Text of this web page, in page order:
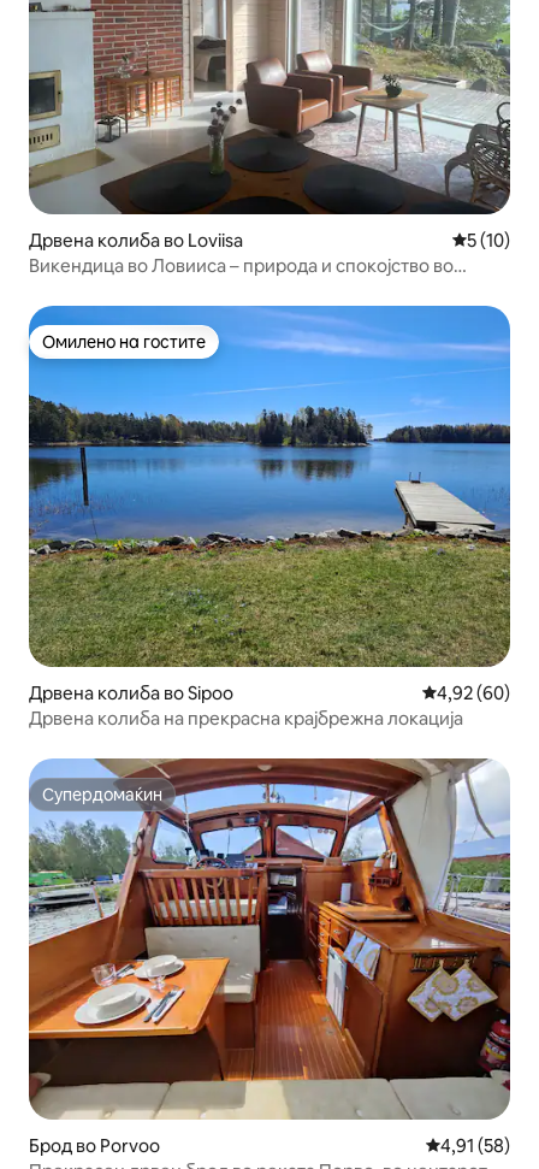
Дрвена колиба во Loviisa Просечна
5 (10)
Викендица во Ловииса – природа и спокојство во
Омилено на гостите
Омилено на гостите
Дрвена колиба во Sipoo Просечна
4,92 (60)
Дрвена колиба на прекрасна крајбрежна локација
Супердомаќин
Супердомаќин
Брод во Porvoo Просечна
4,91 (58)